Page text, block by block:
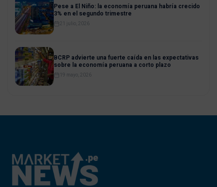
Pese a El Niño: la economía peruana habría crecido
3% en el segundo trimestre
21 julio, 2026
BCRP advierte una fuerte caída en las expectativas
sobre la economía peruana a corto plazo
19 mayo, 2026